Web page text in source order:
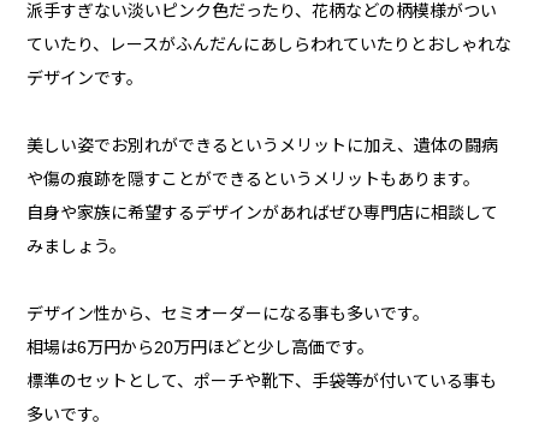
派手すぎない淡いピンク色だったり、花柄などの柄模様がつい
ていたり、レースがふんだんにあしらわれていたりとおしゃれな
デザインです。
美しい姿でお別れができるというメリットに加え、遺体の闘病
や傷の痕跡を隠すことができるというメリットもあります。
自身や家族に希望するデザインがあればぜひ専門店に相談して
みましょう。
デザイン性から、セミオーダーになる事も多いです。
相場は6万円から20万円ほどと少し高価です。
標準のセットとして、ポーチや靴下、手袋等が付いている事も
多いです。